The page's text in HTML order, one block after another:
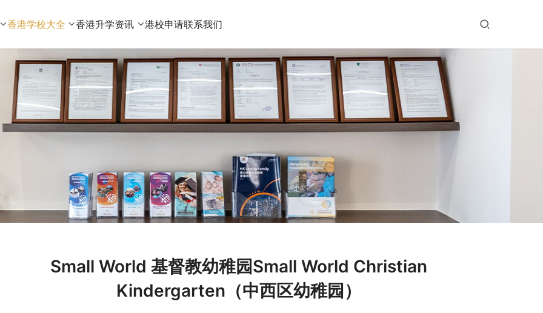
香港学校大全 香港升学资讯 港校申请联系我们
Small World 基督教幼稚园Small World Christian
Kindergarten（中西区幼稚园）